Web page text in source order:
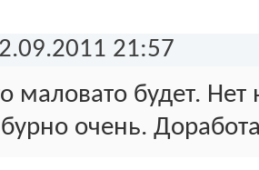
21:57
маловато будет.
очень.